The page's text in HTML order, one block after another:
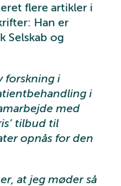
flere artikler i
Han er
Selskab og
forskning i
i
med
tilbud til
opnås for den
at jeg møder så